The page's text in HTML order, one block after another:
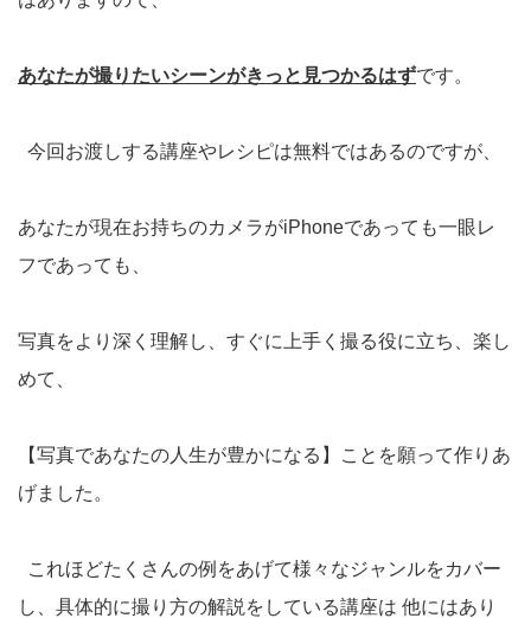
あなたが撮りたいシーンがきっと見つかるはずです。
今回お渡しする講座やレシピは無料ではあるのですが、
あなたが現在お持ちのカメラがiPhoneであっても一眼レ
フであっても、
写真をより深く理解し、すぐに上手く撮る役に立ち、楽し
めて、
【写真であなたの人生が豊かになる】ことを願って作りあ
げました。
これほどたくさんの例をあげて様々なジャンルをカバー
し、具体的に撮り方の解説をしている講座は 他にはあり